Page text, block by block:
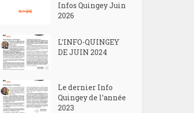
Infos Quingey Juin
2026
L’INFO-QUINGEY
DE JUIN 2024
Le dernier Info
Quingey de l’année
2023